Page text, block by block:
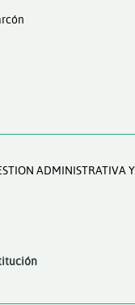
ADMINISTRATIVA